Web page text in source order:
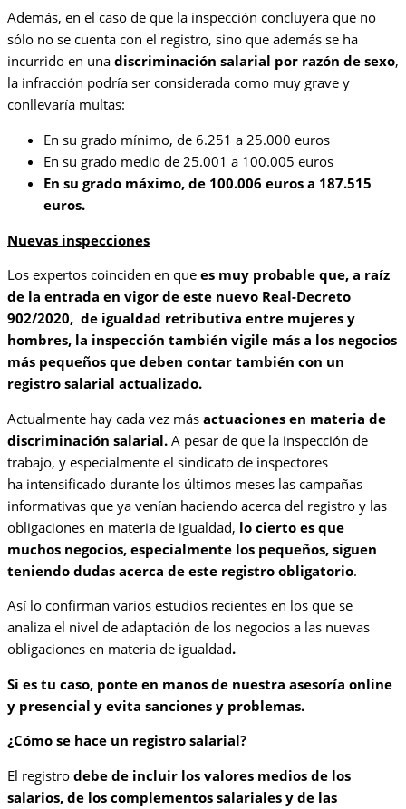
Además, en el caso de que la inspección concluyera que no
sólo no se cuenta con el registro, sino que además se ha
incurrido en una discriminación salarial por razón de sexo,
la infracción podría ser considerada como muy grave y
conllevaría multas:
En su grado mínimo, de 6.251 a 25.000 euros
En su grado medio de 25.001 a 100.005 euros
En su grado máximo, de 100.006 euros a 187.515
euros.
Nuevas inspecciones
Los expertos coinciden en que es muy probable que, a raíz
de la entrada en vigor de este nuevo Real-Decreto
902/2020, de igualdad retributiva entre mujeres y
hombres, la inspección también vigile más a los negocios
más pequeños que deben contar también con un
registro salarial actualizado.
Actualmente hay cada vez más actuaciones en materia de
discriminación salarial. A pesar de que la inspección de
trabajo, y especialmente el sindicato de inspectores
ha intensificado durante los últimos meses las campañas
informativas que ya venían haciendo acerca del registro y las
obligaciones en materia de igualdad, lo cierto es que
muchos negocios, especialmente los pequeños, siguen
teniendo dudas acerca de este registro obligatorio.
Así lo confirman varios estudios recientes en los que se
analiza el nivel de adaptación de los negocios a las nuevas
obligaciones en materia de igualdad.
Si es tu caso, ponte en manos de nuestra asesoría online
y presencial y evita sanciones y problemas.
¿Cómo se hace un registro salarial?
El registro debe de incluir los valores medios de los
salarios, de los complementos salariales y de las